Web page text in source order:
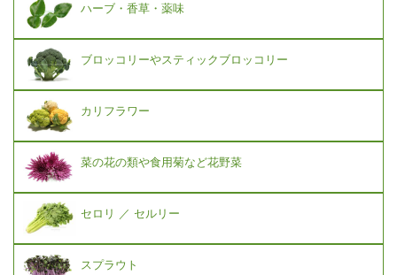
ハーブ・香草・薬味
ブロッコリーやスティックブロッコリー
カリフラワー
菜の花の類や食用菊など花野菜
セロリ ／ セルリー
スプラウト